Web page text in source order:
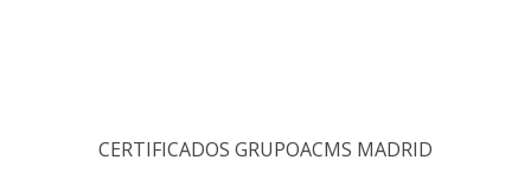
CERTIFICADOS GRUPOACMS MADRID